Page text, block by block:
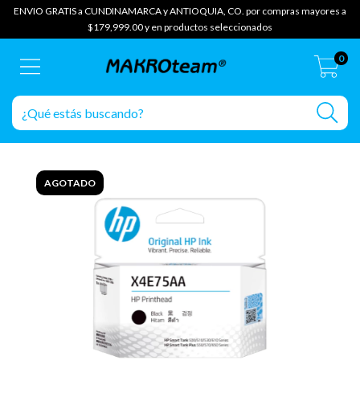
ENVIO GRATIS a CUNDINAMARCA y ANTIOQUIA, CO. por compras mayores a
$179,999.00 y en productos seleccionados
0
AGOTADO